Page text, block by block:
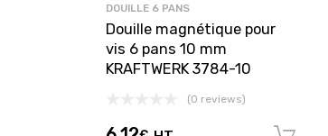
DOUILLE 6 PANS
Douille magnétique pour
vis 6 pans 10 mm
KRAFTWERK 3784-10
(0 reviews)